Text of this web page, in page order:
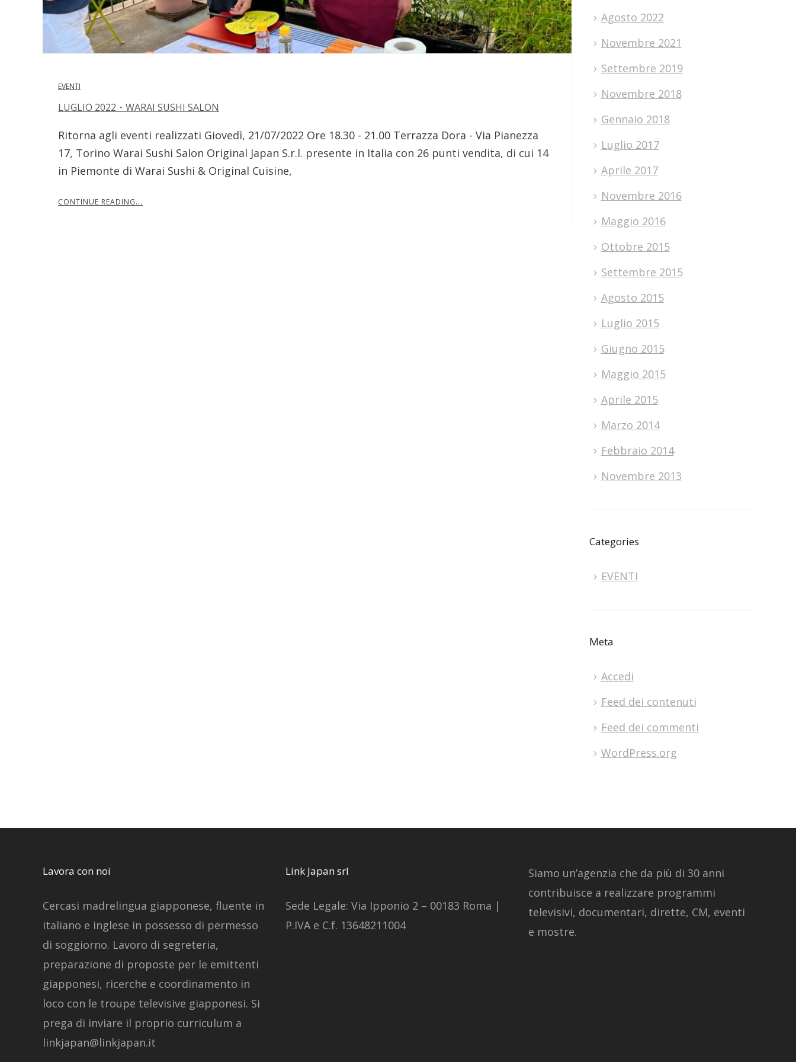
EVENTI
LUGLIO 2022・WARAI SUSHI SALON
Ritorna agli eventi realizzati Giovedì, 21/07/2022 Ore 18.30 - 21.00 Terrazza Dora - Via Pianezza
17, Torino Warai Sushi Salon Original Japan S.r.l. presente in Italia con 26 punti vendita, di cui 14
in Piemonte di Warai Sushi & Original Cuisine,
CONTINUE READING...
Agosto 2022
Novembre 2021
Settembre 2019
Novembre 2018
Gennaio 2018
Luglio 2017
Aprile 2017
Novembre 2016
Maggio 2016
Ottobre 2015
Settembre 2015
Agosto 2015
Luglio 2015
Giugno 2015
Maggio 2015
Aprile 2015
Marzo 2014
Febbraio 2014
Novembre 2013
Categories
EVENTI
Meta
Accedi
Feed dei contenuti
Feed dei commenti
WordPress.org
Lavora con noi
Cercasi madrelingua giapponese, fluente in
italiano e inglese in possesso di permesso
di soggiorno. Lavoro di segreteria,
preparazione di proposte per le emittenti
giapponesi, ricerche e coordinamento in
loco con le troupe televisive giapponesi. Si
prega di inviare il proprio curriculum a
linkjapan@linkjapan.it
Link Japan srl
Sede Legale: Via Ipponio 2 – 00183 Roma |
P.IVA e C.f. 13648211004
Siamo un’agenzia che da più di 30 anni
contribuisce a realizzare programmi
televisivi, documentari, dirette, CM, eventi
e mostre.